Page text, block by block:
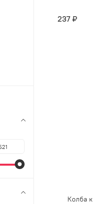
237 ₽
Колба